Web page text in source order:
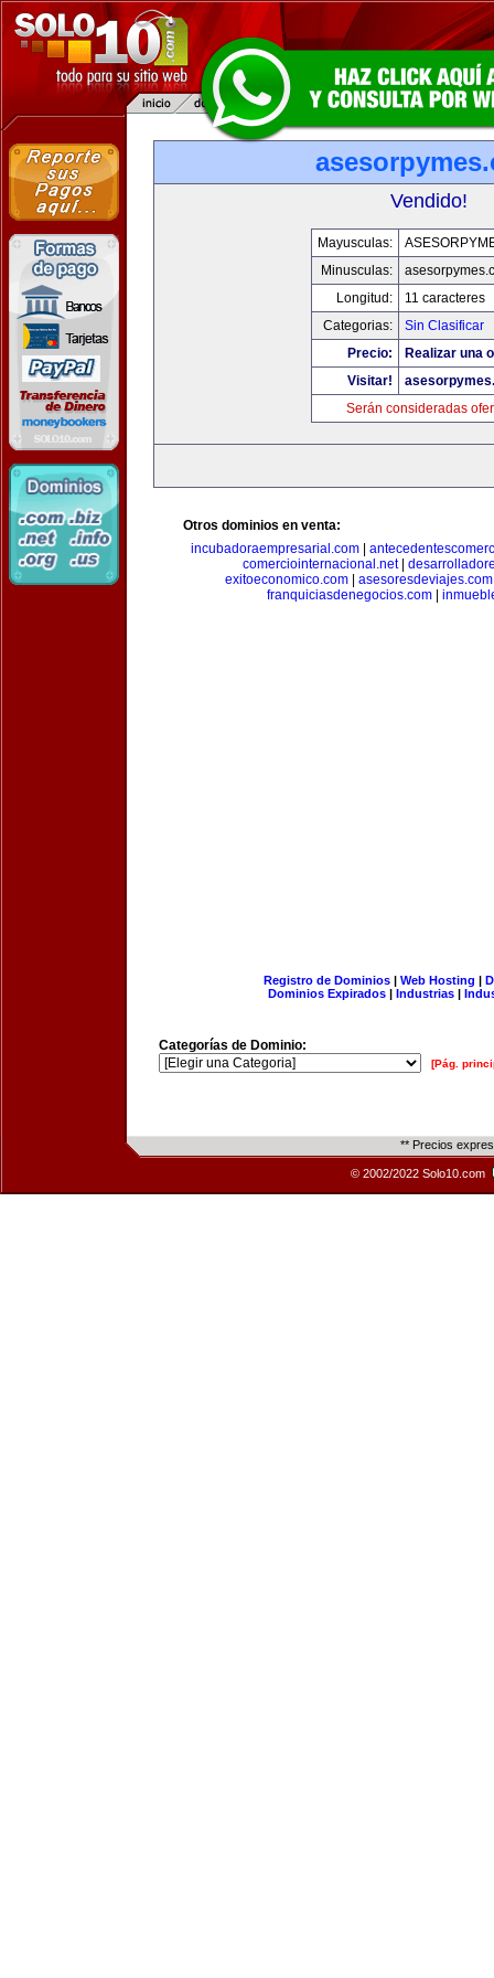
Vendido!
Mayusculas:
Minusculas:
Longitud:
11 caracteres
Categorias:
Sin Clasificar
Precio:
Realizar una
Visitar!
Serán consideradas
Otros dominios en venta:
incubadoraempresarial.com
comerciointernacional.net|
exitoeconomico.com| asesoresdeviajes.com
franquiciasdenegocios.com|
Registro de Dominios| Web Hosting |
Dominios Expirados | Industrias |
Categorías de Dominio:
[Pág.
** Precios
© 2002/2022 Solo10.com